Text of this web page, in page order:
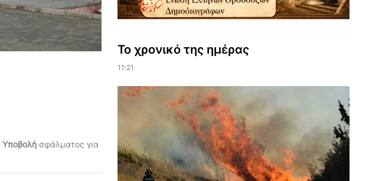
Υποβολήσφάλματος για
Το χρονικό της ημέρας
11:21